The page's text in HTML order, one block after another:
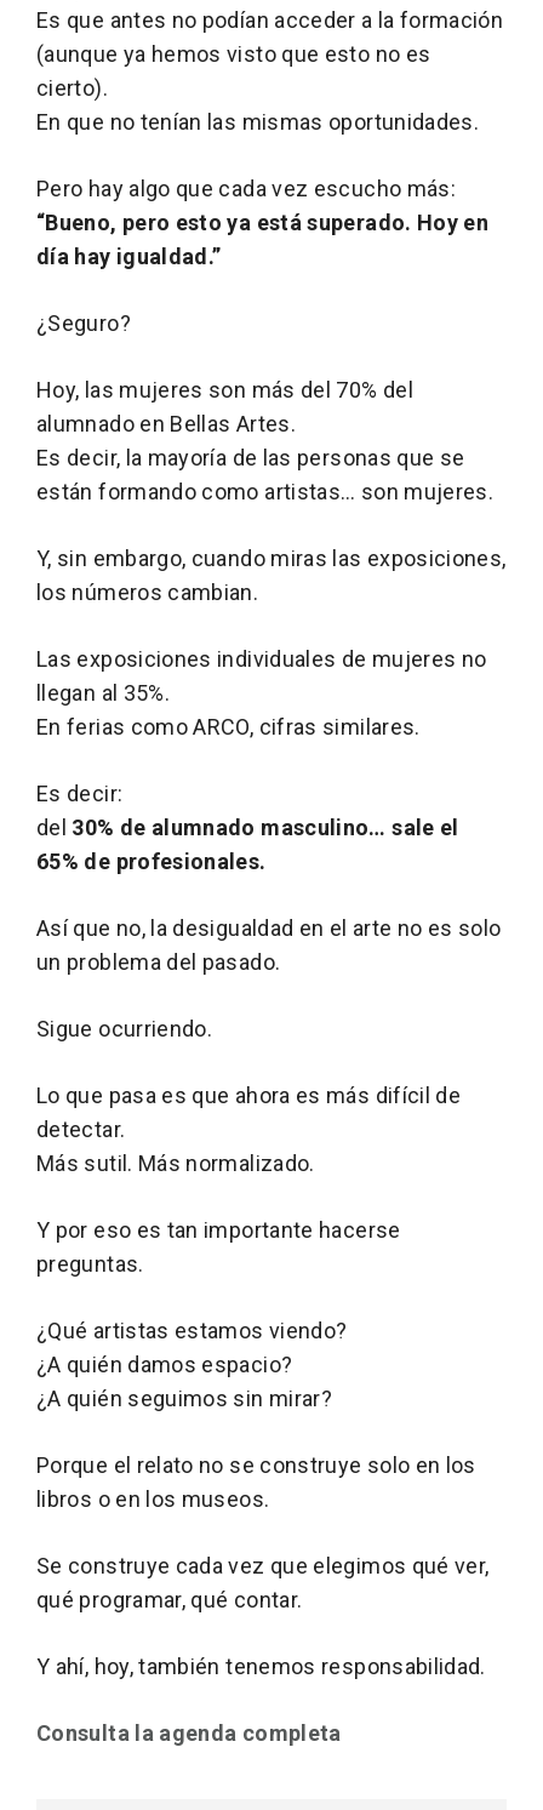
Es que antes no podían acceder a la formación
(aunque ya hemos visto que esto no es
cierto).
En que no tenían las mismas oportunidades.
Pero hay algo que cada vez escucho más:
“Bueno, pero esto ya está superado. Hoy en
día hay igualdad.”
¿Seguro?
Hoy, las mujeres son más del 70% del
alumnado en Bellas Artes.
Es decir, la mayoría de las personas que se
están formando como artistas… son mujeres.
Y, sin embargo, cuando miras las exposiciones,
los números cambian.
Las exposiciones individuales de mujeres no
llegan al 35%.
En ferias como ARCO, cifras similares.
Es decir:
del 30% de alumnado masculino… sale el
65% de profesionales.
Así que no, la desigualdad en el arte no es solo
un problema del pasado.
Sigue ocurriendo.
Lo que pasa es que ahora es más difícil de
detectar.
Más sutil. Más normalizado.
Y por eso es tan importante hacerse
preguntas.
¿Qué artistas estamos viendo?
¿A quién damos espacio?
¿A quién seguimos sin mirar?
Porque el relato no se construye solo en los
libros o en los museos.
Se construye cada vez que elegimos qué ver,
qué programar, qué contar.
Y ahí, hoy, también tenemos responsabilidad.
Consulta la agenda completa